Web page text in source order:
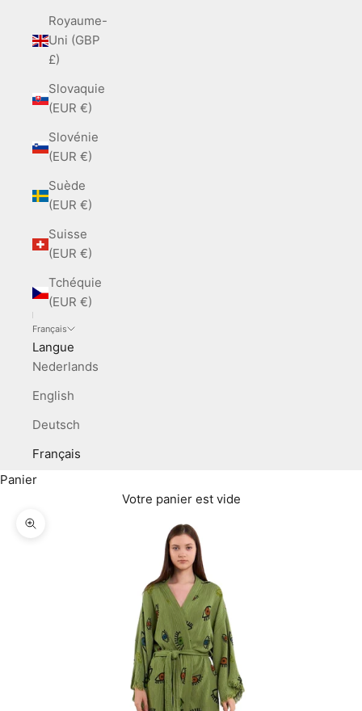
Royaume-
Uni (GBP
£)
Slovaquie
(EUR €)
Slovénie
(EUR €)
Suède
(EUR €)
Suisse
(EUR €)
Tchéquie
(EUR €)
Français
Langue
Nederlands
English
Deutsch
Français
Panier
Votre panier est vide
Zoomer sur l'image